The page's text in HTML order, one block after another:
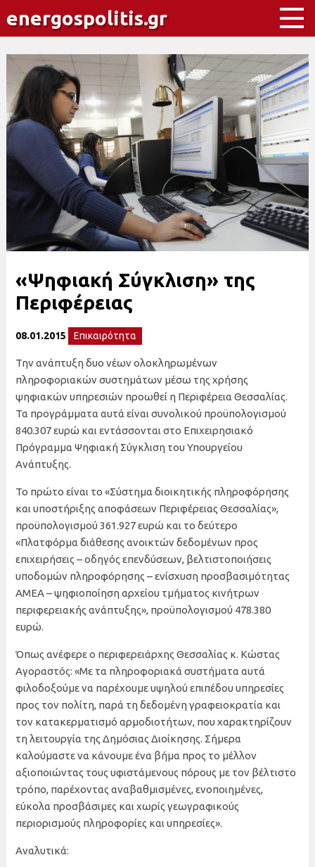
energospolitis.gr
«Ψηφιακή Σύγκλιση» της
Περιφέρειας
08.01.2015 Επικαιρότητα
Την ανάπτυξη δυο νέων ολοκληρωμένων
πληροφοριακών συστημάτων μέσω της χρήσης
ψηφιακών υπηρεσιών προωθεί η Περιφέρεια Θεσσαλίας.
Τα προγράμματα αυτά είναι συνολικού προϋπολογισμού
840.307 ευρώ και εντάσσονται στο Επιχειρησιακό
Πρόγραμμα Ψηφιακή Σύγκλιση του Υπουργείου
Ανάπτυξης.
Το πρώτο είναι το «Σύστημα διοικητικής πληροφόρησης
και υποστήριξης αποφάσεων Περιφέρειας Θεσσαλίας»,
προϋπολογισμού 361.927 ευρώ και το δεύτερο
«Πλατφόρμα διάθεσης ανοικτών δεδομένων προς
επιχειρήσεις – οδηγός επενδύσεων, βελτιστοποιήσεις
υποδομών πληροφόρησης – ενίσχυση προσβασιμότητας
ΑΜΕΑ – ψηφιοποίηση αρχείου τμήματος κινήτρων
περιφερειακής ανάπτυξης», προϋπολογισμού 478.380
ευρώ.
Όπως ανέφερε ο περιφερειάρχης Θεσσαλίας κ. Κώστας
Αγοραστός: «Με τα πληροφοριακά συστήματα αυτά
φιλοδοξούμε να παρέχουμε υψηλού επιπέδου υπηρεσίες
προς τον πολίτη, παρά τη δεδομένη γραφειοκρατία και
τον κατακερματισμό αρμοδιοτήτων, που χαρακτηρίζουν
τη λειτουργία της Δημόσιας Διοίκησης. Σήμερα
καλούμαστε να κάνουμε ένα βήμα προς το μέλλον
αξιοποιώντας τους υφιστάμενους πόρους με τον βέλτιστο
τρόπο, παρέχοντας αναβαθμισμένες, ενοποιημένες,
εύκολα προσβάσιμες και χωρίς γεωγραφικούς
περιορισμούς πληροφορίες και υπηρεσίες».
Αναλυτικά: